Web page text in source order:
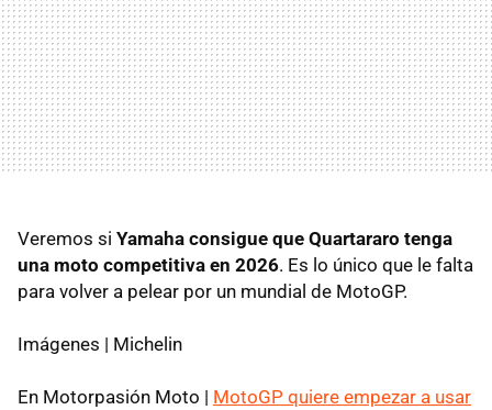
Veremos si Yamaha consigue que Quartararo tenga
una moto competitiva en 2026. Es lo único que le falta
para volver a pelear por un mundial de MotoGP.
Imágenes | Michelin
En Motorpasión Moto | MotoGP quiere empezar a usar